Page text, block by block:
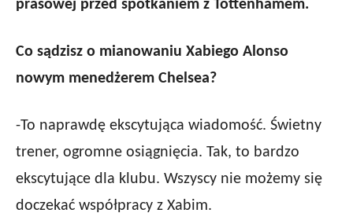
prasowej przed spotkaniem z Tottenhamem.
Co sądzisz o mianowaniu Xabiego Alonso
nowym menedżerem Chelsea?
-To naprawdę ekscytująca wiadomość. Świetny
trener, ogromne osiągnięcia. Tak, to bardzo
ekscytujące dla klubu. Wszyscy nie możemy się
doczekać współpracy z Xabim.